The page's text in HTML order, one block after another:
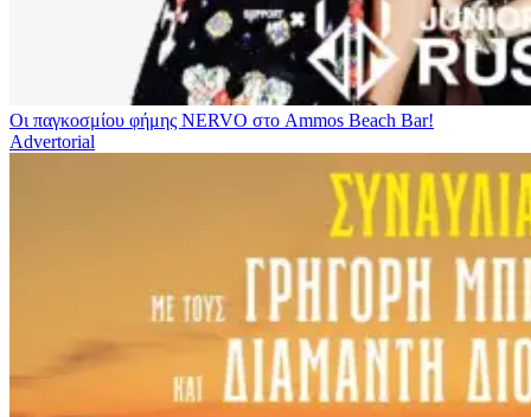
Οι παγκοσμίου φήμης NERVO στο Ammos Beach Bar!
Advertorial